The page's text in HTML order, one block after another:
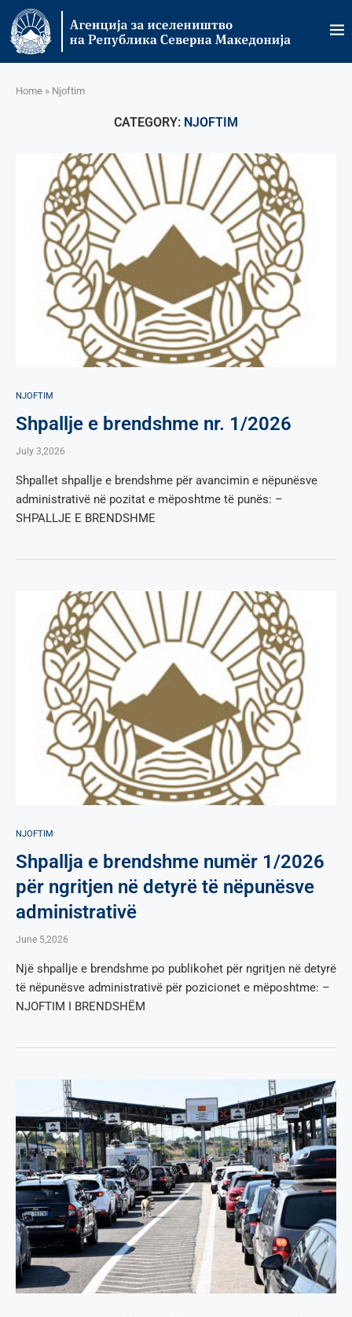
Home » Njoftim
CATEGORY: NJOFTIM
NJOFTIM
Shpallje e brendshme nr. 1/2026
July 3,2026
Shpallet shpallje e brendshme për avancimin e nëpunësve
administrativë në pozitat e mëposhtme të punës: –
SHPALLJE E BRENDSHME
NJOFTIM
Shpallja e brendshme numër 1/2026
për ngritjen në detyrë të nëpunësve
administrativë
June 5,2026
Një shpallje e brendshme po publikohet për ngritjen në detyrë
të nëpunësve administrativë për pozicionet e mëposhtme: –
NJOFTIM I BRENDSHËM